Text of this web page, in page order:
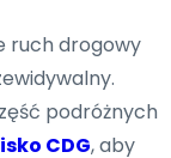
ruch drogowy
podróżnych
CDG, aby